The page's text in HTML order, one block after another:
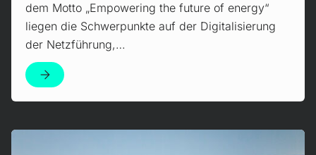
dem Motto „Empowering the future of energy“
liegen die Schwerpunkte auf der Digitalisierung
der Netzführung,…